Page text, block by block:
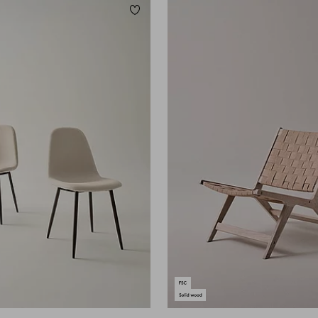
Lisää suosikkeihin